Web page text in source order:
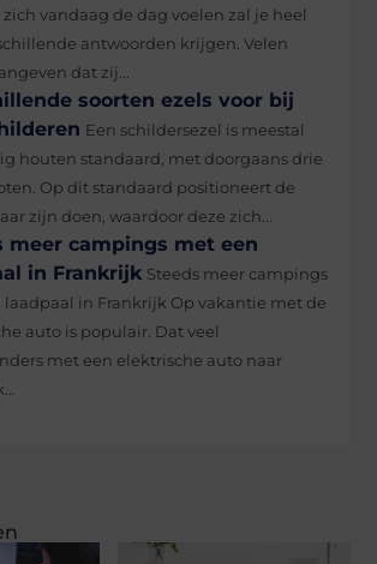
vandaag de dag voelen zal je heel
antwoorden krijgen. Velen
dat zij...
soorten ezels voor bij
Een schildersezel is meestal
houten standaard, met doorgaans drie
Op dit standaard positioneert de
zijn doen, waardoor deze zich...
meer campings met een
in Frankrijk Steeds meer campings
laadpaal in Frankrijk Op vakantie met de
auto is populair. Dat veel
met een elektrische auto naar